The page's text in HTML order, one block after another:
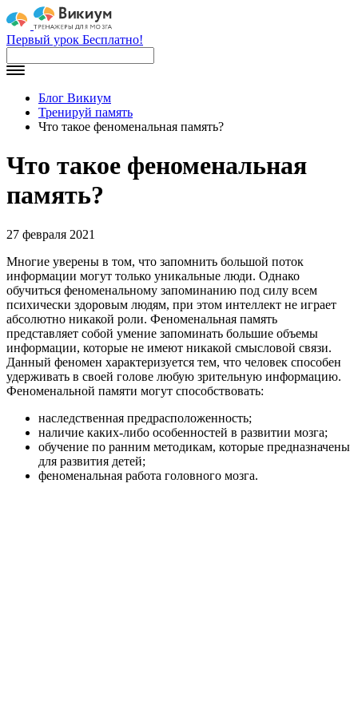
Первый урок Бесплатно!
Блог Викиум
Тренируй память
Что такое феноменальная память?
Что такое феноменальная
память?
27 февраля 2021
Многие уверены в том, что запомнить большой поток
информации могут только уникальные люди. Однако
обучиться феноменальному запоминанию под силу всем
психически здоровым людям, при этом интеллект не играет
абсолютно никакой роли. Феноменальная память
представляет собой умение запоминать большие объемы
информации, которые не имеют никакой смысловой связи.
Данный феномен характеризуется тем, что человек способен
удерживать в своей голове любую зрительную информацию.
Феноменальной памяти могут способствовать:
наследственная предрасположенность;
наличие каких-либо особенностей в развитии мозга;
обучение по ранним методикам, которые предназначены
для развития детей;
феноменальная работа головного мозга.